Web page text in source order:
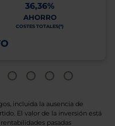
36,36%
AHORRO
COSTES TOTALES(*)
incluida la ausencia de
El valor de la inversión está
pasadas